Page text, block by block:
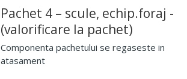
Pachet 4 – scule, echip.foraj -
(valorificare la pachet)
Componenta pachetului se regaseste in
atasament